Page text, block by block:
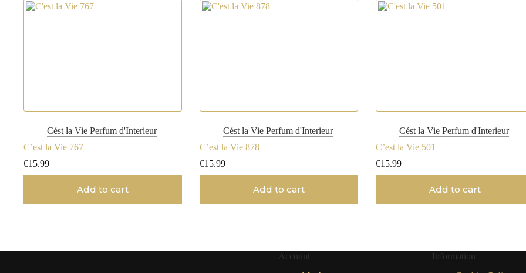
Cést la Vie Perfum d'Interieur
C’est la Vie 767
€15.99
Add to cart
Cést la Vie Perfum d'Interieur
C’est la Vie 878
€15.99
Add to cart
Cést la Vie Perfum d'Interieur
C’est la Vie 501
€15.99
Add to cart
Account
Information